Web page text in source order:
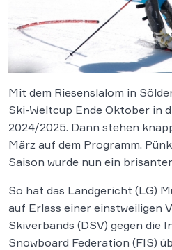
Mit dem Riesenslalom in
Ski-Weltcup Ende Oktober in
2024/2025. Dann stehen
März auf dem Programm.
Saison wurde nun ein
So hat das Landgericht (LG)
auf Erlass einer einstweiligen
Skiverbands (DSV) gegen die
Snowboard Federation (FIS)